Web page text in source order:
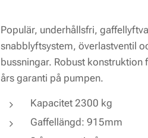
Populär, underhållsfri,
snabblyftsystem, överlastventil
bussningar. Robust konstruktion
års garanti på pumpen.
Kapacitet 2300 kg
Gaffellängd: 915mm